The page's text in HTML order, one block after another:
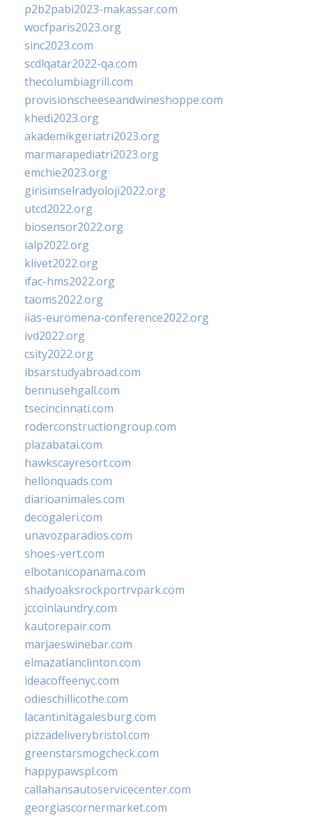
p2b2pabi2023-makassar.com
wocfparis2023.org
sinc2023.com
scdlqatar2022-qa.com
thecolumbiagrill.com
provisionscheeseandwineshoppe.com
khedi2023.org
akademikgeriatri2023.org
marmarapediatri2023.org
emchie2023.org
girisimselradyoloji2022.org
utcd2022.org
biosensor2022.org
ialp2022.org
klivet2022.org
ifac-hms2022.org
taoms2022.org
iias-euromena-conference2022.org
ivd2022.org
csity2022.org
ibsarstudyabroad.com
bennusehgall.com
tsecincinnati.com
roderconstructiongroup.com
plazabatai.com
hawkscayresort.com
hellonquads.com
diarioanimales.com
decogaleri.com
unavozparadios.com
shoes-vert.com
elbotanicopanama.com
shadyoaksrockportrvpark.com
jccoinlaundry.com
kautorepair.com
marjaeswinebar.com
elmazatlanclinton.com
ideacoffeenyc.com
odieschillicothe.com
lacantinitagalesburg.com
pizzadeliverybristol.com
greenstarsmogcheck.com
happypawspl.com
callahansautoservicecenter.com
georgiascornermarket.com